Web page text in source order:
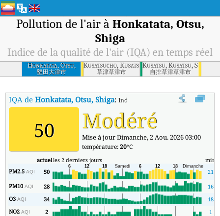
Pollution de l'air à Honkatata, Otsu,
Shiga
Indice de la qualité de l'air (IQA) en temps réel
Honkatata, Otsu,
Shiga
堅田大津市
Kusatsucho, Kusatsu, Shiga
草津草津市
Kusatsu, Kusatsu, Shiga
自排草津草津市
IQA deHonkatata, Otsu, Shiga:Indice de la qualité de l'air (IQA) à
50 Modéré
Mise à jour Dimanche, 2 Aou. 2026 03:00
température:20°C
actuelles 2 derniers jours min
PM2.5AQI 50
21
PM10AQI 28
16
O3AQI 34
18
NO2AQI 2
1